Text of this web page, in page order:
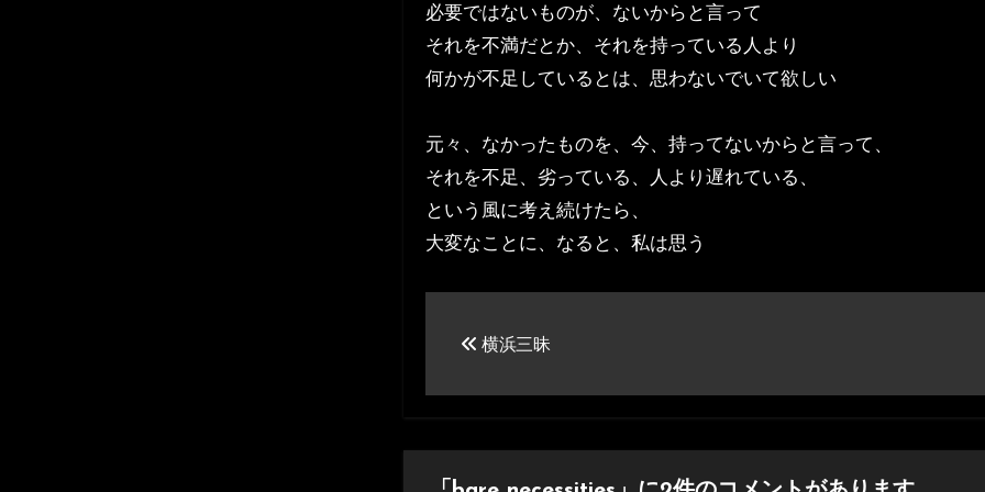
必要ではないものが、ないからと言って
それを不満だとか、それを持っている人より
何かが不足しているとは、思わないでいて欲しい
元々、なかったものを、今、持ってないからと言って、
それを不足、劣っている、人より遅れている、
という風に考え続けたら、
大変なことに、なると、私は思う
ナ
ビ
横浜三昧